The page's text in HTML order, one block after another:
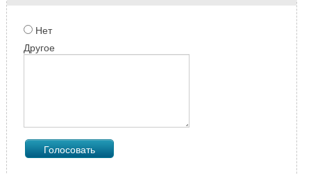
Нет
Другое